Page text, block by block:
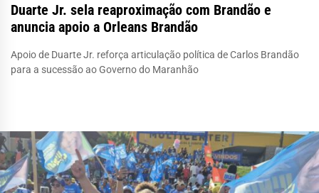
Duarte Jr. sela reaproximação com Brandão e
anuncia apoio a Orleans Brandão
Apoio de Duarte Jr. reforça articulação política de Carlos Brandão
para a sucessão ao Governo do Maranhão